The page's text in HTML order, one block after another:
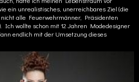
ein unrealistisches, unerreichbares Ziel (die
alle Feuerwehrmänner, Präsidenten
Ich wollte schon mit 12 Jahren Modedesigner
endlich mit der Umsetzung dieses